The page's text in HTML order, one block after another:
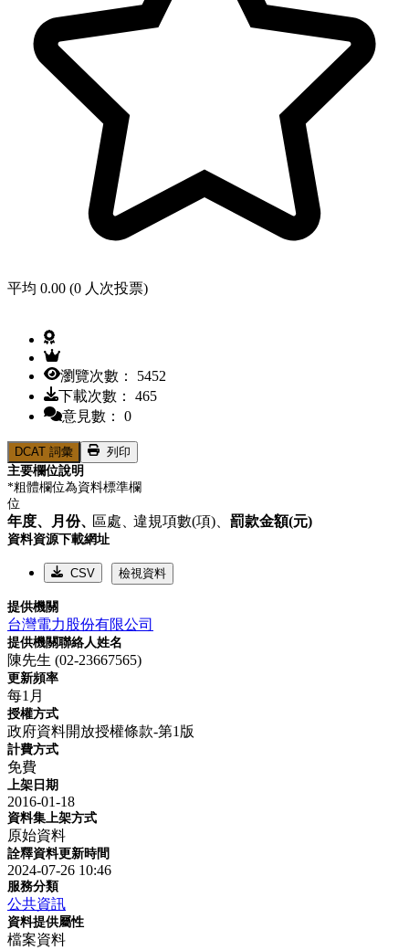
平均 0.00 (0 人次投票)
瀏覽次數： 5452
下載次數： 465
意見數： 0
DCAT 詞彙
列印
主要欄位說明
*粗體欄位為資料標準欄
位
年度、 月份、區處、違規項數(項)、 罰款金額(元)
資料資源下載網址
CSV 檢視資料
提供機關
台灣電力股份有限公司
提供機關聯絡人姓名
陳先生 (02-23667565)
更新頻率
每1月
授權方式
政府資料開放授權條款-第1版
計費方式
免費
上架日期
2016-01-18
資料集上架方式
原始資料
詮釋資料更新時間
2024-07-26 10:46
服務分類
公共資訊
資料提供屬性
檔案資料